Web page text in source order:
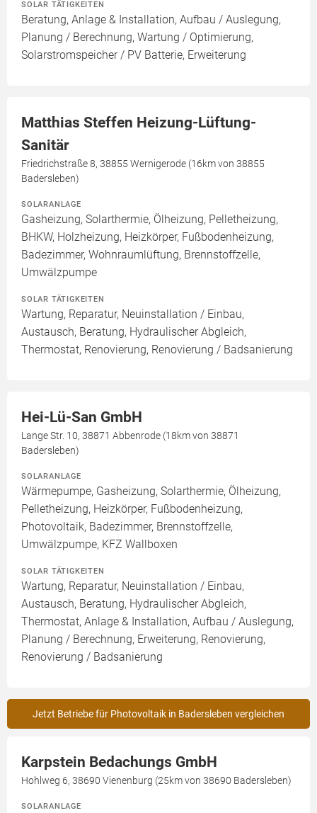
SOLAR TÄTIGKEITEN
Beratung, Anlage & Installation, Aufbau / Auslegung,
Planung / Berechnung, Wartung / Optimierung,
Solarstromspeicher / PV Batterie, Erweiterung
Matthias Steffen Heizung-Lüftung-
Sanitär
Friedrichstraße 8, 38855 Wernigerode (16km von 38855
Badersleben)
SOLARANLAGE
Gasheizung, Solarthermie, Ölheizung, Pelletheizung,
BHKW, Holzheizung, Heizkörper, Fußbodenheizung,
Badezimmer, Wohnraumlüftung, Brennstoffzelle,
Umwälzpumpe
SOLAR TÄTIGKEITEN
Wartung, Reparatur, Neuinstallation / Einbau,
Austausch, Beratung, Hydraulischer Abgleich,
Thermostat, Renovierung, Renovierung / Badsanierung
Hei-Lü-San GmbH
Lange Str. 10, 38871 Abbenrode (18km von 38871
Badersleben)
SOLARANLAGE
Wärmepumpe, Gasheizung, Solarthermie, Ölheizung,
Pelletheizung, Heizkörper, Fußbodenheizung,
Photovoltaik, Badezimmer, Brennstoffzelle,
Umwälzpumpe, KFZ Wallboxen
SOLAR TÄTIGKEITEN
Wartung, Reparatur, Neuinstallation / Einbau,
Austausch, Beratung, Hydraulischer Abgleich,
Thermostat, Anlage & Installation, Aufbau / Auslegung,
Planung / Berechnung, Erweiterung, Renovierung,
Renovierung / Badsanierung
Jetzt Betriebe für Photovoltaik in Badersleben vergleichen
Karpstein Bedachungs GmbH
Hohlweg 6, 38690 Vienenburg (25km von 38690 Badersleben)
SOLARANLAGE